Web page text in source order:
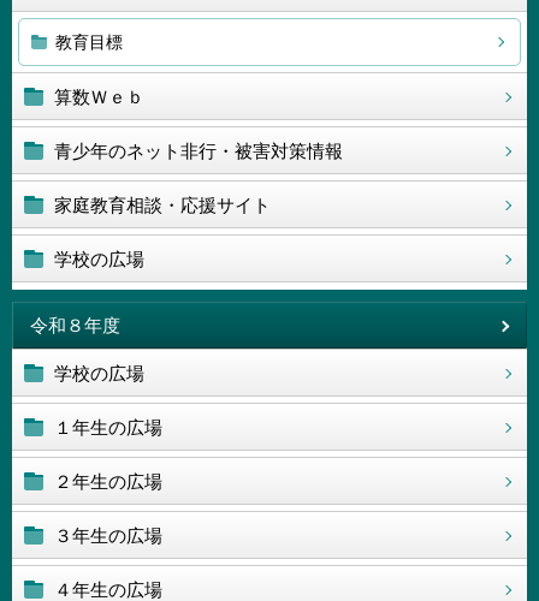
教育目標
算数Ｗｅｂ
青少年のネット非行・被害対策情報
家庭教育相談・応援サイト
学校の広場
令和８年度
学校の広場
１年生の広場
２年生の広場
３年生の広場
４年生の広場